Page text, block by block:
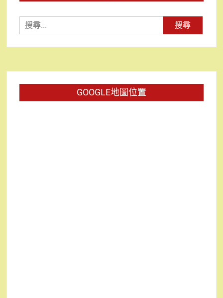
尋
關
GOOGLE地圖位置